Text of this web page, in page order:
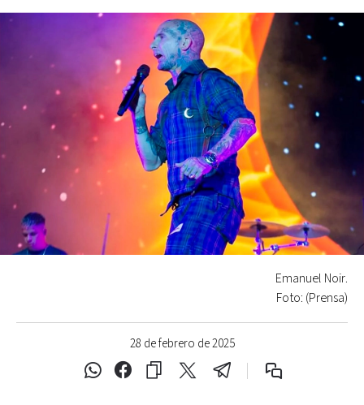
28 de febrero de 2025
Emanuel Noir.
Foto: (Prensa)